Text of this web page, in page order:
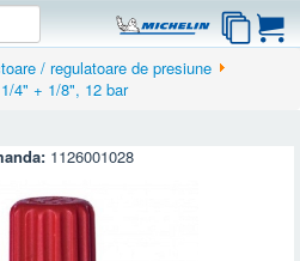
/ regulatoare de presiune
4" + 1/8", 12 bar
1126001028